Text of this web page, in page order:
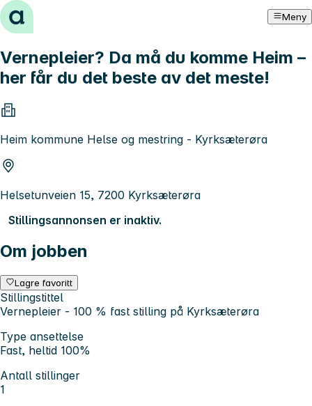
Hopp til innhold Meny
Vernepleier? Da må du komme Heim –
her får du det beste av det meste!
Heim kommune Helse og mestring - Kyrksæterøra
Helsetunveien 15, 7200 Kyrksæterøra
Stillingsannonsen er inaktiv.
Om jobben
Lagre favoritt
Stillingstittel
Vernepleier - 100 % fast stilling på Kyrksæterøra
Type ansettelse
Fast, heltid 100%
Antall stillinger
1